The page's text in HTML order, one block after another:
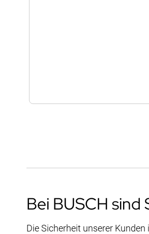
Bei BUSCH sind
Die Sicherheit unserer